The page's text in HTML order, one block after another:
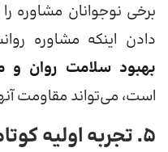
برخی نوجوانان مشاوره
دادن اینکه مشاوره
بهبود سلامت روان و
است، می‌تواند مقاومت
۵. تجربه اولیه کوتاه و مثبت